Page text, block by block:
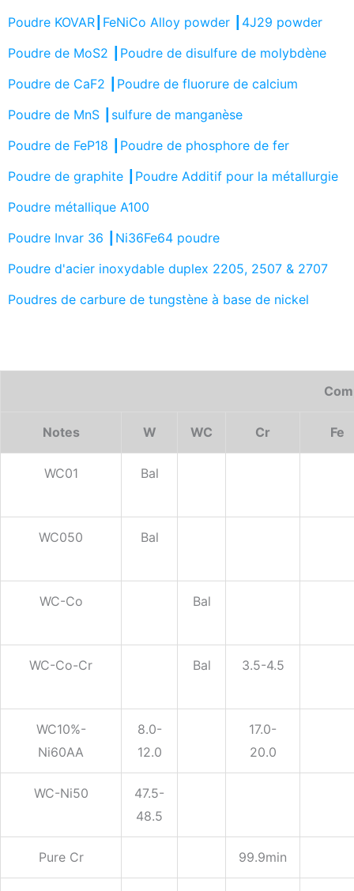
Poudre KOVAR┃FeNiCo Alloy powder ┃4J29 powder
Poudre de MoS2 ┃Poudre de disulfure de molybdène
Poudre de CaF2 ┃Poudre de fluorure de calcium
Poudre de MnS ┃sulfure de manganèse
Poudre de FeP18 ┃Poudre de phosphore de fer
Poudre de graphite ┃Poudre Additif pour la métallurgie
Poudre métallique A100
Poudre Invar 36 ┃Ni36Fe64 poudre
Poudre d'acier inoxydable duplex 2205, 2507 & 2707
Poudres de carbure de tungstène à base de nickel
Notes W WC Cr Fe
WC01 Bal
WC050 Bal
WC-Co Bal
WC-Co-Cr Bal 3.5-4.5
WC10%-
Ni60AA
8.0-
12.0
17.0-
20.0
WC-Ni50
47.5-
48.5
Pure Cr 99.9min